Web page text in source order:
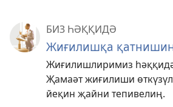
БИЗ ҺӘҚҚИДӘ
Жиғилишқа
Жиғилишлиримиз
Җамаәт жиғилиши
йеқин җайни тепивелиң.